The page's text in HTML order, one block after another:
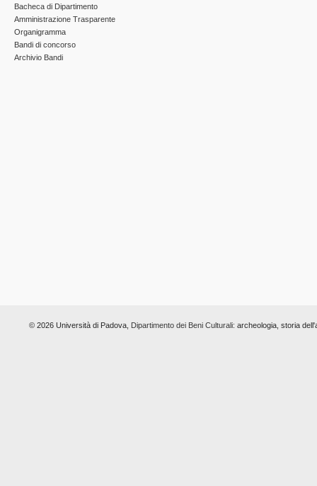
Bacheca di Dipartimento
Amministrazione Trasparente
Organigramma
Bandi di concorso
Archivio Bandi
© 2026 Università di Padova, Dipartimento dei Beni Culturali: archeologia, storia